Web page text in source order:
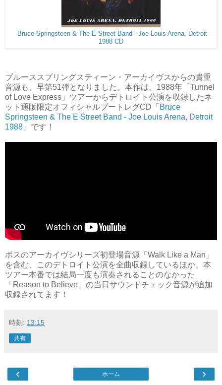
Bruce Springsteen & The E Street Band - Joe Louis Arena, Detroit
1988 CD
ブルーススプリングスティーン・アーカイヴスからの貴重
音源も、早第51弾となりました。本作は、1988年「Tunnel
of Love Express」ツアーからデトロイト公演を収録したネ
ット通販限定オフィシャルブートレグCD「 Bruce
Springsteen & The E Street Band - Joe Louis Arena, Detroit
1988 」です！
ボスのアーカイヴシリーズ初登場音源「Walk Like a Man」
を含む、このデトロイト公演を全曲収録しているほか、本
ツアー本番では結局一度も演奏されることのなかった
「Reason to Believe」の当日サウンドチェック音源が追加
収録されてます！
時刻: 13:15
共有
‹ ›
ホーム